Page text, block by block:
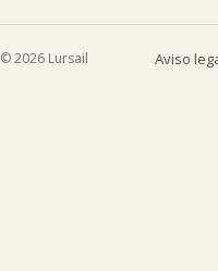
© 2026 Lursail Aviso